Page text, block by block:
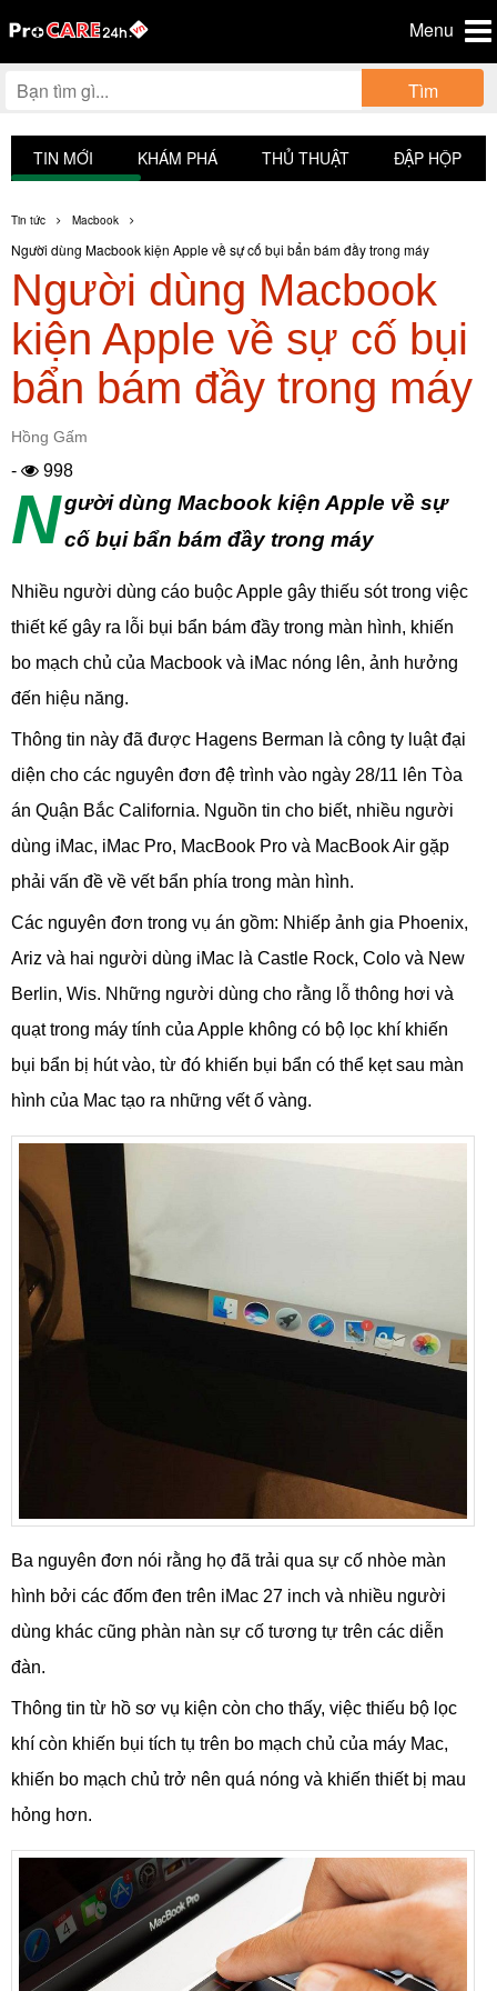
Menu
Tìm
TIN MỚI KHÁM PHÁ THỦ THUẬT ĐẬP HỘP
Tin tức Macbook
Người dùng Macbook kiện Apple về sự cố bụi bẩn bám đầy trong máy
Người dùng Macbook
kiện Apple về sự cố bụi
bẩn bám đầy trong máy
Hồng Gấm
- 998
Người dùng Macbook kiện Apple về sự
cố bụi bẩn bám đầy trong máy
Nhiều người dùng cáo buộc Apple gây thiếu sót trong việc
thiết kế gây ra lỗi bụi bẩn bám đầy trong màn hình, khiến
bo mạch chủ của Macbook và iMac nóng lên, ảnh hưởng
đến hiệu năng.
Thông tin này đã được Hagens Berman là công ty luật đại
diện cho các nguyên đơn đệ trình vào ngày 28/11 lên Tòa
án Quận Bắc California. Nguồn tin cho biết, nhiều người
dùng iMac, iMac Pro, MacBook Pro và MacBook Air gặp
phải vấn đề về vết bẩn phía trong màn hình.
Các nguyên đơn trong vụ án gồm: Nhiếp ảnh gia Phoenix,
Ariz và hai người dùng iMac là Castle Rock, Colo và New
Berlin, Wis. Những người dùng cho rằng lỗ thông hơi và
quạt trong máy tính của Apple không có bộ lọc khí khiến
bụi bẩn bị hút vào, từ đó khiến bụi bẩn có thể kẹt sau màn
hình của Mac tạo ra những vết ố vàng.
Ba nguyên đơn nói rằng họ đã trải qua sự cố nhòe màn
hình bởi các đốm đen trên iMac 27 inch và nhiều người
dùng khác cũng phàn nàn sự cố tương tự trên các diễn
đàn.
Thông tin từ hồ sơ vụ kiện còn cho thấy, việc thiếu bộ lọc
khí còn khiến bụi tích tụ trên bo mạch chủ của máy Mac,
khiến bo mạch chủ trở nên quá nóng và khiến thiết bị mau
hỏng hơn.